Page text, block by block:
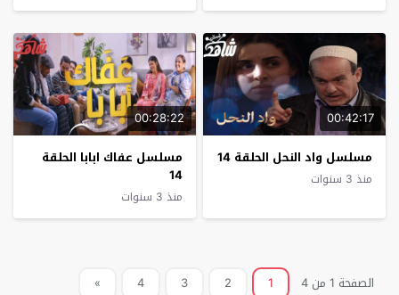
00:42:17
مسلسل واد النحل الحلقة 14
منذ 3 سنوات
00:28:22
مسلسل عفاك ابابا الحلقة
14
منذ 3 سنوات
الصفحة 1 من 4 1
2
3
4
»